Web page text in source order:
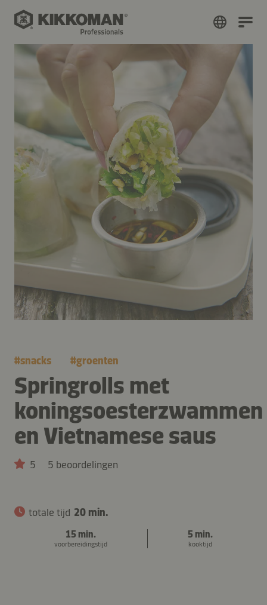
#snacks #groenten
Springrolls met
koningsoesterzwammen
en Vietnamese saus
5 5 beoordelingen
totale tijd 20 min.
15 min.
voorbereidingstijd
5 min.
kooktijd